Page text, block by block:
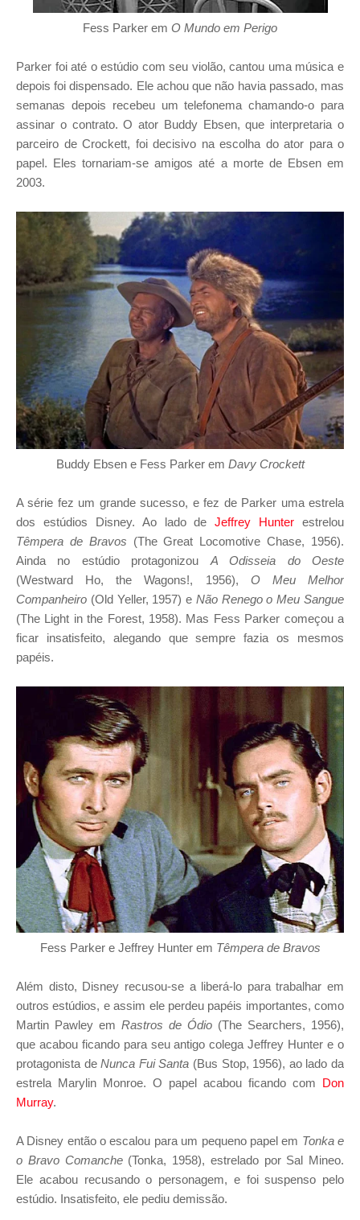
Fess Parker em O Mundo em Perigo
Parker foi até o estúdio com seu violão, cantou uma música e
depois foi dispensado. Ele achou que não havia passado, mas
semanas depois recebeu um telefonema chamando-o para
assinar o contrato. O ator Buddy Ebsen, que interpretaria o
parceiro de Crockett, foi decisivo na escolha do ator para o
papel. Eles tornariam-se amigos até a morte de Ebsen em
2003.
Buddy Ebsen e Fess Parker em Davy Crockett
A série fez um grande sucesso, e fez de Parker uma estrela
dos estúdios Disney. Ao lado deJeffrey Hunter estrelou
Têmpera de Bravos (The Great Locomotive Chase, 1956).
Ainda no estúdio protagonizou A Odisseia do Oeste
(Westward Ho, the Wagons!, 1956), O Meu Melhor
Companheiro (Old Yeller, 1957) e Não Renego o Meu Sangue
(The Light in the Forest, 1958). Mas Fess Parker começou a
ficar insatisfeito, alegando que sempre fazia os mesmos
papéis.
Fess Parker e Jeffrey Hunter em Têmpera de Bravos
Além disto, Disney recusou-se a liberá-lo para trabalhar em
outros estúdios, e assim ele perdeu papéis importantes, como
Martin Pawley em Rastros de Ódio (The Searchers, 1956),
que acabou ficando para seu antigo colega Jeffrey Hunter e o
protagonista deNunca Fui Santa (Bus Stop, 1956), ao lado da
estrela Marylin Monroe. O papel acabou ficando com Don
Murray.
A Disney então o escalou para um pequeno papel em Tonka e
o Bravo Comanche(Tonka, 1958), estrelado por Sal Mineo.
Ele acabou recusando o personagem, e foi suspenso pelo
estúdio. Insatisfeito, ele pediu demissão.